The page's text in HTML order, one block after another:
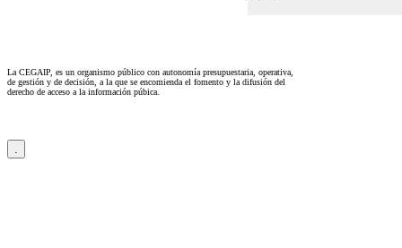
La CEGAIP, es un organismo público con autonomía presupuestaria, operativa,
de gestión y de decisión, a la que se encomienda el fomento y la difusión del
derecho de acceso a la información púbica.